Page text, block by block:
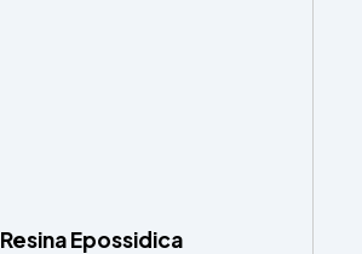
Resina Epossidica